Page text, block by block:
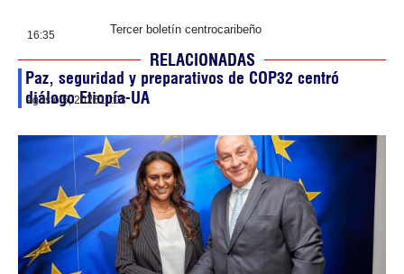
16:35 Tercer boletín centrocaribeño
RELACIONADAS
Paz, seguridad y preparativos de COP32 centró
diálogo Etiopía-UA
agosto 5, 202611:03